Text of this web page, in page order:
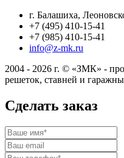
г. Балашиха,
+7 (495) 410-15-41
+7 (985) 410-15-41
info@z-mk.ru
2004 - 2026 г. © «ЗМК» -
решеток, ставней и
Сделать заказ